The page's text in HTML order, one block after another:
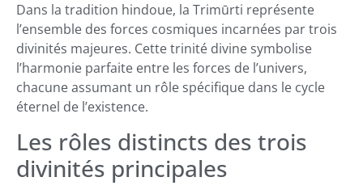
Dans la tradition hindoue, la Trimūrti représente
l’ensemble des forces cosmiques incarnées par trois
divinités majeures. Cette trinité divine symbolise
l’harmonie parfaite entre les forces de l’univers,
chacune assumant un rôle spécifique dans le cycle
éternel de l’existence.
Les rôles distincts des trois
divinités principales